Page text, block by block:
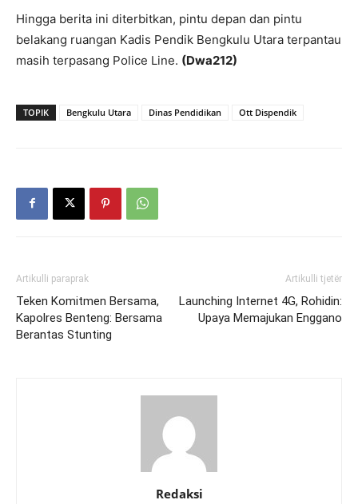
Hingga berita ini diterbitkan, pintu depan dan pintu
belakang ruangan Kadis Pendik Bengkulu Utara terpantau
masih terpasang Police Line. (Dwa212)
TOPIK Bengkulu Utara Dinas Pendidikan Ott Dispendik
Artikulli paraprak
Teken Komitmen Bersama,
Kapolres Benteng: Bersama
Berantas Stunting
Artikulli tjetër
Launching Internet 4G, Rohidin:
Upaya Memajukan Enggano
Redaksi